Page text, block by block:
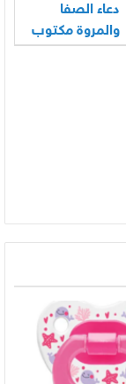
دعاء الصفا
والمروة مكتوب